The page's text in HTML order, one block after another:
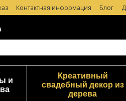
Контактная информация Блог
и
Креативный
свадебный декор из
дерева